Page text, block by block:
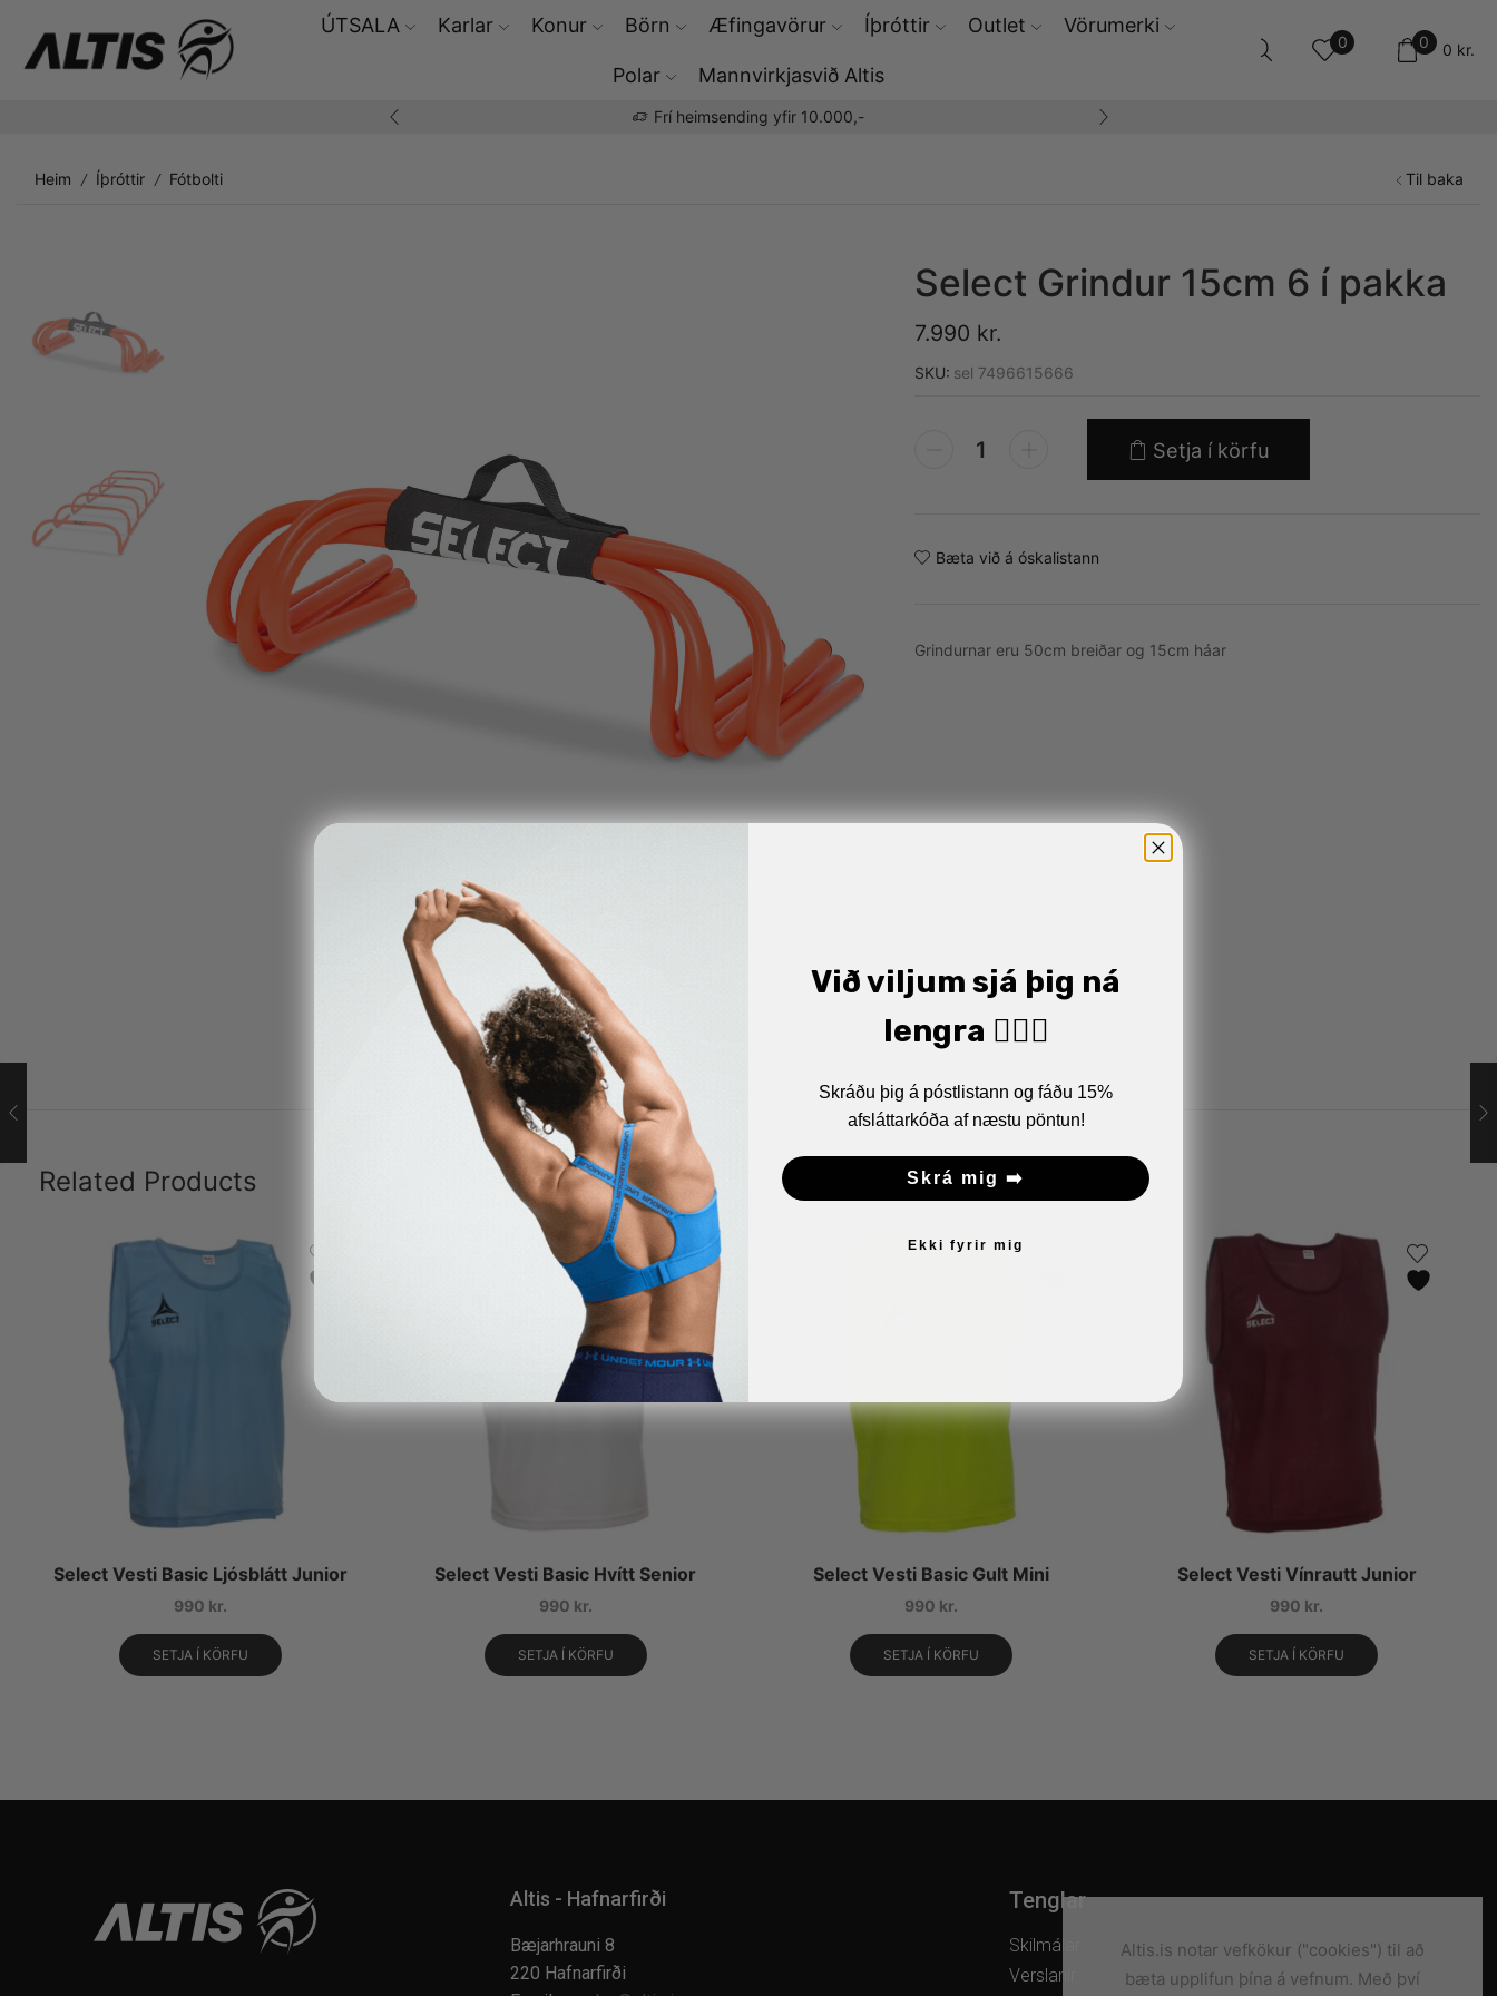
ÚTSALA Karlar Konur Börn Æfingavörur Íþróttir Outlet Vörumerki
Polar Mannvirkjasvið Altis
0 0 0 kr.
Þú færð Polar æfingaúrin hjá okkur
Heim / Íþróttir / Fótbolti Til baka
Select Grindur 15cm 6 í pakka
7.990 kr.
SKU: sel 7496615666
Setja í körfu
Alternative:
Bæta við á óskalistann
Grindurnar eru 50cm breiðar og 15cm háar
Related Products
Select Vesti Basic Ljósblátt Junior
990 kr.
SETJA Í KÖRFU
Select Vesti Basic Hvítt Senior
990 kr.
SETJA Í KÖRFU
Select Vesti Basic Gult Mini
990 kr.
SETJA Í KÖRFU
Select Vesti Vínrautt Junior
990 kr.
SETJA Í KÖRFU
Altis - Hafnarfirði
Bæjarhrauni 8
220 Hafnarfirði
Tenglar
Skilmálar
Verslanir
Altis.is notar vefkökur ("cookies") til að
bæta upplifun þína á vefnum. Með því
Við viljum sjá þig ná
lengra 🏋🏼‍♂️
Skráðu þig á póstlistann og fáðu 15%
afsláttarkóða af næstu pöntun!
Skrá mig ➡️
Ekki fyrir mig